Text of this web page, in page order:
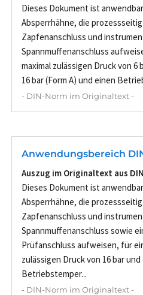
Dieses Dokument ist
Absperrhähne, die
Zapfenanschluss und
Spannmuffenanschluss
maximal zulässigen Druck von 6
16 bar (Form A) und einen
- DIN-Norm im Originaltext -
Anwendungsbereich
Auszug im Originaltext aus
Dieses Dokument ist
Absperrhähne, die
Zapfenanschluss und
Spannmuffenanschluss sowie
Prüfanschluss aufweisen, für
zulässigen Druck von 16 bar und
Betriebstemper...
- DIN-Norm im Originaltext -